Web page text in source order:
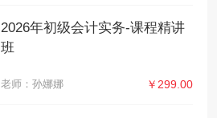
2026年初级会计实务-课程精讲
班
老师：孙娜娜 ￥299.00